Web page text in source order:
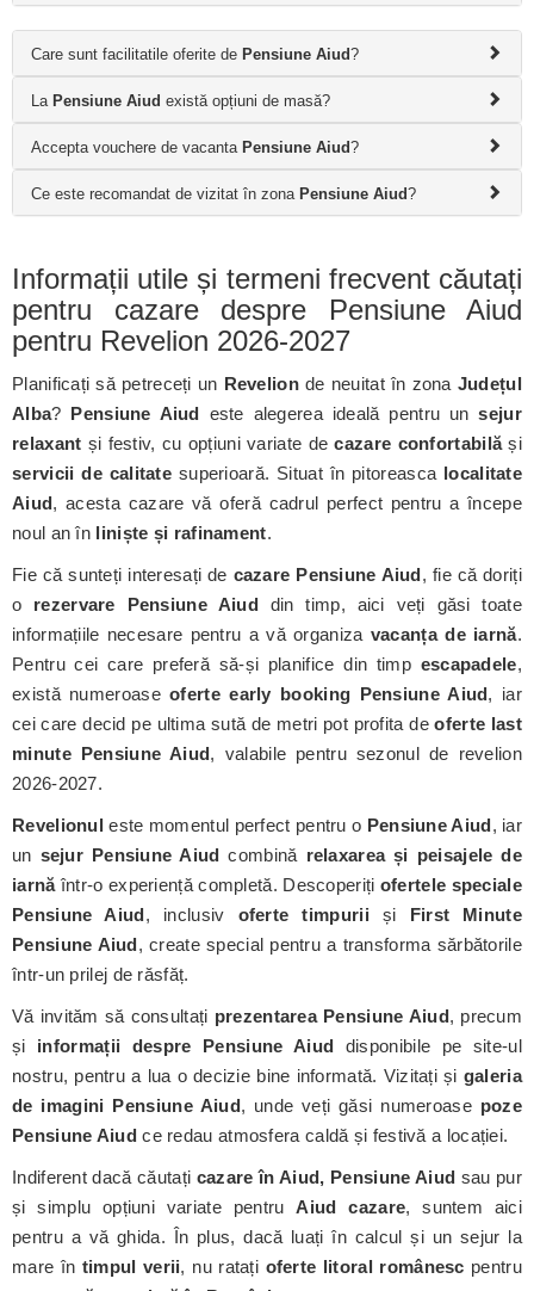
Care sunt facilitatile oferite de Pensiune Aiud?
La Pensiune Aiud există opțiuni de masă?
Accepta vouchere de vacanta Pensiune Aiud?
Ce este recomandat de vizitat în zona Pensiune Aiud?
Informații utile și termeni frecvent căutați
pentru cazare despre Pensiune Aiud
pentru Revelion 2026-2027
Planificați să petreceți un Revelionde neuitat în zona Județul
Alba? Pensiune Aiud este alegerea ideală pentru unsejur
relaxant și festiv, cu opțiuni variate decazare confortabilăși
servicii de calitate superioară. Situat în pitoreasca localitate
Aiud, acesta cazare vă oferă cadrul perfect pentru a începe
noul an în liniște și rafinament.
Fie că sunteți interesați de cazare Pensiune Aiud, fie că doriți
o rezervare Pensiune Aiuddin timp, aici veți găsi toate
informațiile necesare pentru a vă organiza vacanța de iarnă.
Pentru cei care preferă să-și planifice din timp escapadele,
există numeroaseoferte early booking Pensiune Aiud, iar
cei care decid pe ultima sută de metri pot profita deoferte last
minute Pensiune Aiud, valabile pentru sezonul de revelion
2026-2027.
Revelionul este momentul perfect pentru o Pensiune Aiud, iar
un sejur Pensiune Aiud combină relaxarea și peisajele de
iarnăîntr-o experiență completă. Descoperiți ofertele speciale
Pensiune Aiud, inclusiv oferte timpurii și First Minute
Pensiune Aiud, create special pentru a transforma sărbătorile
într-un prilej de răsfăț.
Vă invităm să consultați prezentarea Pensiune Aiud, precum
și informații despre Pensiune Aiud disponibile pe site-ul
nostru, pentru a lua o decizie bine informată. Vizitați și galeria
de imagini Pensiune Aiud, unde veți găsi numeroase poze
Pensiune Aiudce redau atmosfera caldă și festivă a locației.
Indiferent dacă căutați cazare în Aiud, Pensiune Aiud sau pur
și simplu opțiuni variate pentruAiud cazare, suntem aici
pentru a vă ghida. În plus, dacă luați în calcul și un sejur la
mare în timpul verii, nu ratați oferte litoral românesc pentru